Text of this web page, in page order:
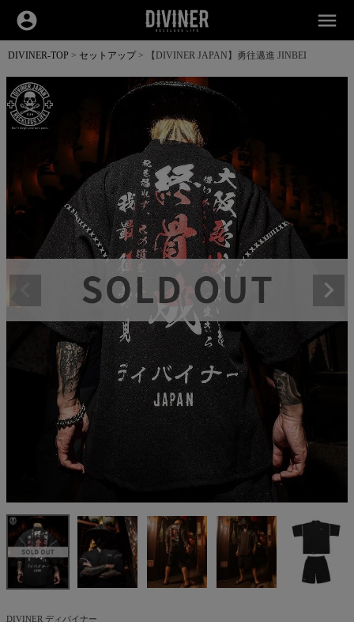
account_circle menu
DIVINER-TOP セットアップ 【DIVINER JAPAN】勇往邁進 JINBEI
DIVINER ディバイナー